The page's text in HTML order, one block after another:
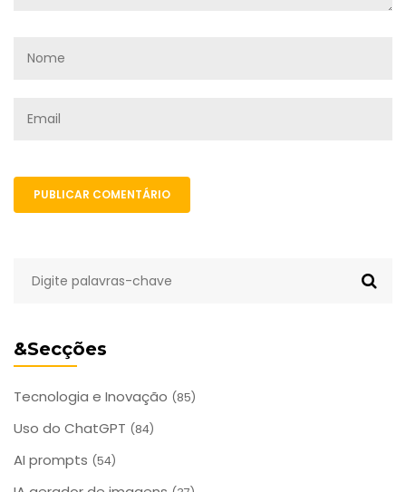
&Secções
Tecnologia e Inovação (85)
Uso do ChatGPT (84)
AI prompts (54)
PUBLICAR COMENTÁRIO